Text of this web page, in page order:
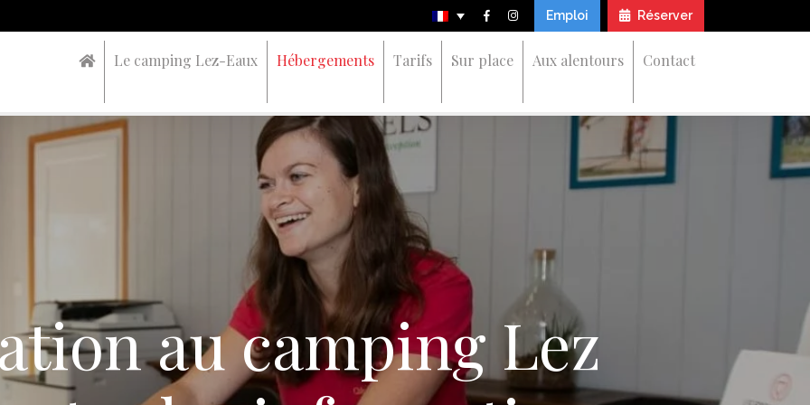
Emploi Réserver
Le camping Lez-Eaux Hébergements Tarifs Sur place Aux alentours Contact
au camping Lez